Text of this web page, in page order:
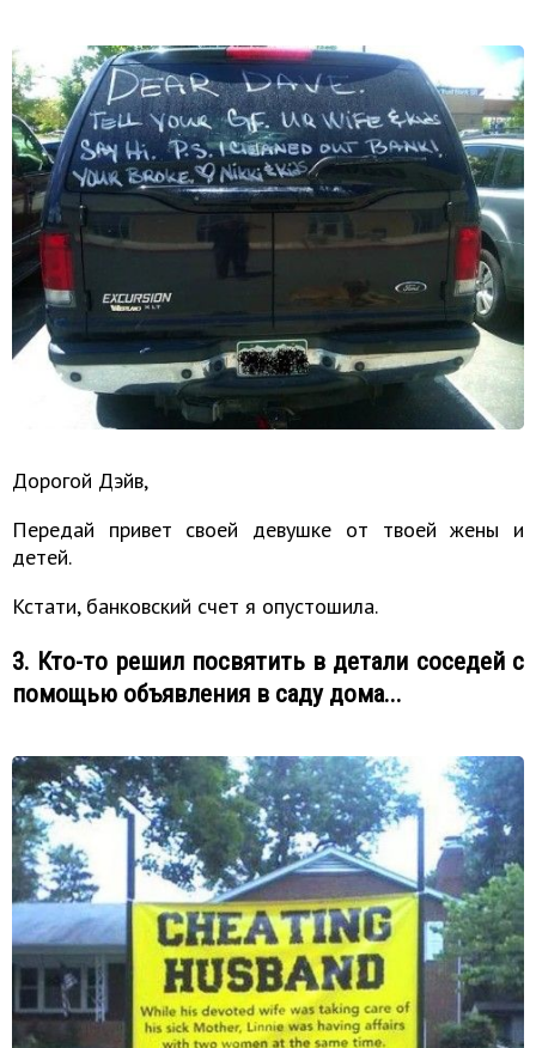
Дорогой Дэйв,
Передай привет своей девушке от твоей жены и
детей.
Кстати, банковский счет я опустошила.
3. Кто-то решил посвятить в детали соседей с
помощью объявления в саду дома...